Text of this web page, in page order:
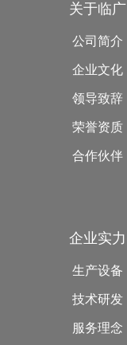
关于临广
公司简介
企业文化
领导致辞
荣誉资质
合作伙伴
企业实力
生产设备
技术研发
服务理念